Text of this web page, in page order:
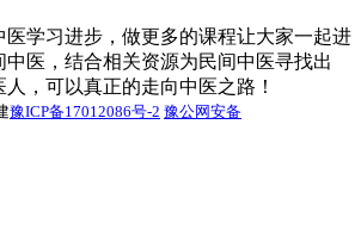
医学习进步，做更多的课程让大家一起进
医，结合相关资源为民间中医寻找出
，可以真正的走向中医之路！
豫ICP备17012086号-2 豫公网安备